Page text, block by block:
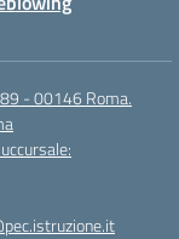
- 00146 Roma.